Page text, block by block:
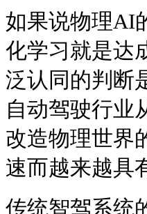
如果说物理AI
化学习就是达
泛认同的判断
自动驾驶行业
改造物理世界
速而越来越具
传统智驾系统